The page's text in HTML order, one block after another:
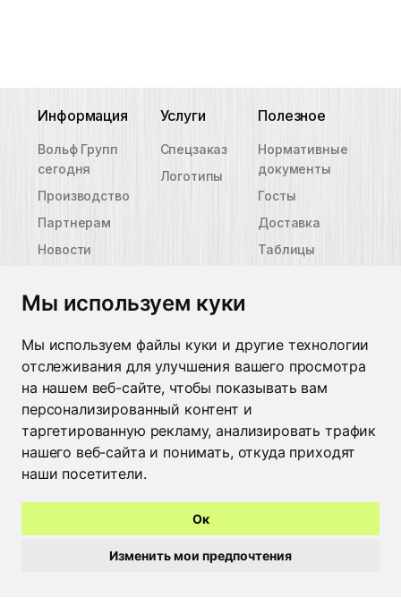
Мы используем куки
Мы используем файлы куки и другие технологии
отслеживания для улучшения вашего просмотра
на нашем веб-сайте, чтобы показывать вам
персонализированный контент и
таргетированную рекламу, анализировать трафик
нашего веб-сайта и понимать, откуда приходят
наши посетители.
Ок
Изменить мои предпочтения
Информация
Вольф Групп
сегодня
Производство
Партнерам
Новости
Услуги
Спецзаказ
Логотипы
Полезное
Нормативные
документы
Госты
Доставка
Таблицы
Минск
+375 29 662 49 09
Москва
+7 926 022 48 59
Брест
+375 44 515 25 50
Пинск
+375 29 308 20 18
Барановичи
+375 44 729 70 88
Гомель
Мозырь
+375 236 22 03 04
+375 29 246 55 56
Витебск
+375 212 36 07 87